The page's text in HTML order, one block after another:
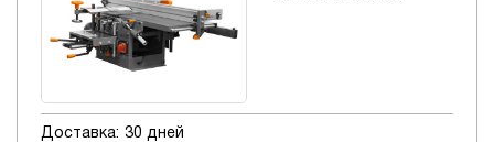
Доставка: 30 дней